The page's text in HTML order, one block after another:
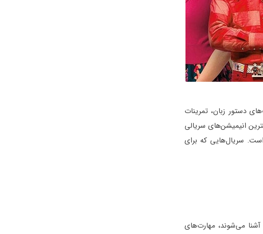
دستور زبان، تمرینات
انیمیشن‌های سریالی
سریال‌هایی که برای
می‌شوند، مهارت‌های